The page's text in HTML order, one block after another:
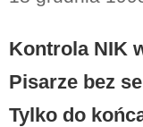
Kontrola NIK
Pisarze bez
Tylko do